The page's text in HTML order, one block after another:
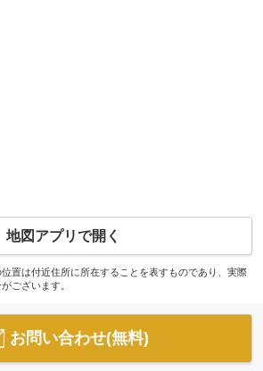
地図アプリで開く
置は付近住所に所在することを表すものであり、実際
ございます。
お問い合わせ(無料)